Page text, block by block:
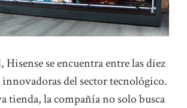
se encuentra entre las diez
innovadoras del sector tecnológico.
tienda, la compañía no solo busca